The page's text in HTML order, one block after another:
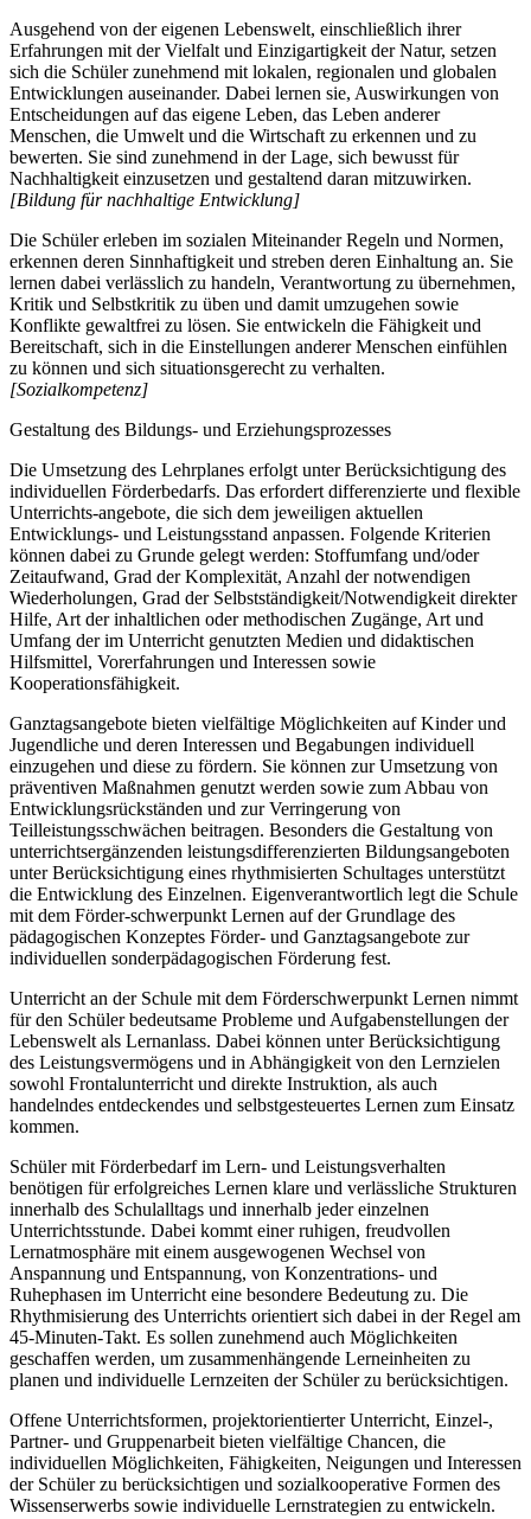
Ausgehend von der eigenen Lebenswelt, einschließlich ihrer
Erfahrungen mit der Vielfalt und Einzigartigkeit der Natur, setzen
sich die Schüler zunehmend mit lokalen, regionalen und globalen
Entwicklungen auseinander. Dabei lernen sie, Auswirkungen von
Entscheidungen auf das eigene Leben, das Leben anderer
Menschen, die Umwelt und die Wirtschaft zu erkennen und zu
bewerten. Sie sind zunehmend in der Lage, sich bewusst für
Nachhaltigkeit einzusetzen und gestaltend daran mitzuwirken.
[Bildung für nachhaltige Entwicklung]
Die Schüler erleben im sozialen Miteinander Regeln und Normen,
erkennen deren Sinnhaftigkeit und streben deren Einhaltung an. Sie
lernen dabei verlässlich zu handeln, Verantwortung zu übernehmen,
Kritik und Selbstkritik zu üben und damit umzugehen sowie
Konflikte gewaltfrei zu lösen. Sie entwickeln die Fähigkeit und
Bereitschaft, sich in die Einstellungen anderer Menschen einfühlen
zu können und sich situationsgerecht zu verhalten.
[Sozialkompetenz]
Gestaltung des Bildungs- und Erziehungsprozesses
Die Umsetzung des Lehrplanes erfolgt unter Berücksichtigung des
individuellen Förderbedarfs. Das erfordert differenzierte und flexible
Unterrichts-angebote, die sich dem jeweiligen aktuellen
Entwicklungs- und Leistungsstand anpassen. Folgende Kriterien
können dabei zu Grunde gelegt werden: Stoffumfang und/oder
Zeitaufwand, Grad der Komplexität, Anzahl der notwendigen
Wiederholungen, Grad der Selbstständigkeit/Notwendigkeit direkter
Hilfe, Art der inhaltlichen oder methodischen Zugänge, Art und
Umfang der im Unterricht genutzten Medien und didaktischen
Hilfsmittel, Vorerfahrungen und Interessen sowie
Kooperationsfähigkeit.
Ganztagsangebote bieten vielfältige Möglichkeiten auf Kinder und
Jugendliche und deren Interessen und Begabungen individuell
einzugehen und diese zu fördern. Sie können zur Umsetzung von
präventiven Maßnahmen genutzt werden sowie zum Abbau von
Entwicklungsrückständen und zur Verringerung von
Teilleistungsschwächen beitragen. Besonders die Gestaltung von
unterrichtsergänzenden leistungsdifferenzierten Bildungsangeboten
unter Berücksichtigung eines rhythmisierten Schultages unterstützt
die Entwicklung des Einzelnen. Eigenverantwortlich legt die Schule
mit dem Förder-schwerpunkt Lernen auf der Grundlage des
pädagogischen Konzeptes Förder- und Ganztagsangebote zur
individuellen sonderpädagogischen Förderung fest.
Unterricht an der Schule mit dem Förderschwerpunkt Lernen nimmt
für den Schüler bedeutsame Probleme und Aufgabenstellungen der
Lebenswelt als Lernanlass. Dabei können unter Berücksichtigung
des Leistungsvermögens und in Abhängigkeit von den Lernzielen
sowohl Frontalunterricht und direkte Instruktion, als auch
handelndes entdeckendes und selbstgesteuertes Lernen zum Einsatz
kommen.
Schüler mit Förderbedarf im Lern- und Leistungsverhalten
benötigen für erfolgreiches Lernen klare und verlässliche Strukturen
innerhalb des Schulalltags und innerhalb jeder einzelnen
Unterrichtsstunde. Dabei kommt einer ruhigen, freudvollen
Lernatmosphäre mit einem ausgewogenen Wechsel von
Anspannung und Entspannung, von Konzentrations- und
Ruhephasen im Unterricht eine besondere Bedeutung zu. Die
Rhythmisierung des Unterrichts orientiert sich dabei in der Regel am
45-Minuten-Takt. Es sollen zunehmend auch Möglichkeiten
geschaffen werden, um zusammenhängende Lerneinheiten zu
planen und individuelle Lernzeiten der Schüler zu berücksichtigen.
Offene Unterrichtsformen, projektorientierter Unterricht, Einzel-,
Partner- und Gruppenarbeit bieten vielfältige Chancen, die
individuellen Möglichkeiten, Fähigkeiten, Neigungen und Interessen
der Schüler zu berücksichtigen und sozialkooperative Formen des
Wissenserwerbs sowie individuelle Lernstrategien zu entwickeln.